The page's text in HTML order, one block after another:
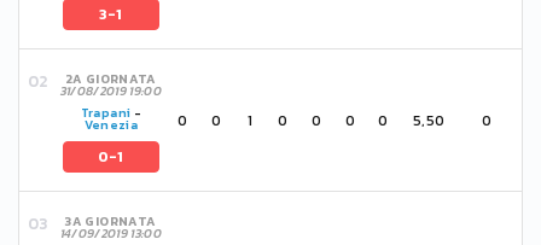
3-1
2A GIORNATA
31/08/2019 19:00
Trapani -
Venezia
0-1
0 0 1 0 0 0 0 5,50 0
3A GIORNATA
14/09/2019 13:00